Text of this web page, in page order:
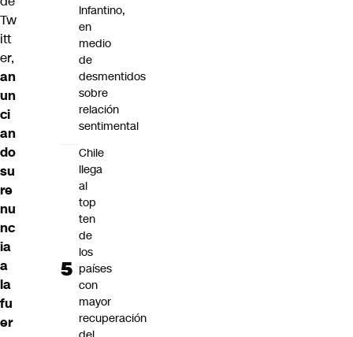
Tw
itt
er,
an
un
ci
an
do
su
re
nu
nc
ia
a
la
fu
er
Infantino,
en
medio
de
desmentidos
sobre
relación
sentimental
Chile
llega
al
top
ten
de
los
países
con
mayor
recuperación